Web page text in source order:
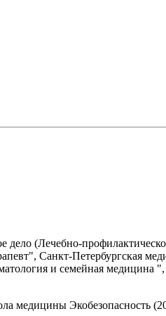
(Лечебно-
Санкт-Петербургская
и семейная медицина
медицины Экобезопасность